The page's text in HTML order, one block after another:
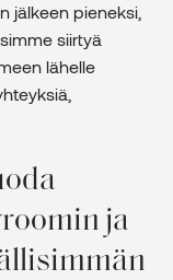
jälkeen pieneksi,
siirtyä
lähelle
ja